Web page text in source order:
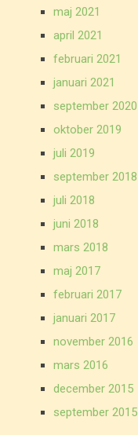
maj 2021
april 2021
februari 2021
januari 2021
september 2020
oktober 2019
juli 2019
september 2018
juli 2018
juni 2018
mars 2018
maj 2017
februari 2017
januari 2017
november 2016
mars 2016
december 2015
september 2015